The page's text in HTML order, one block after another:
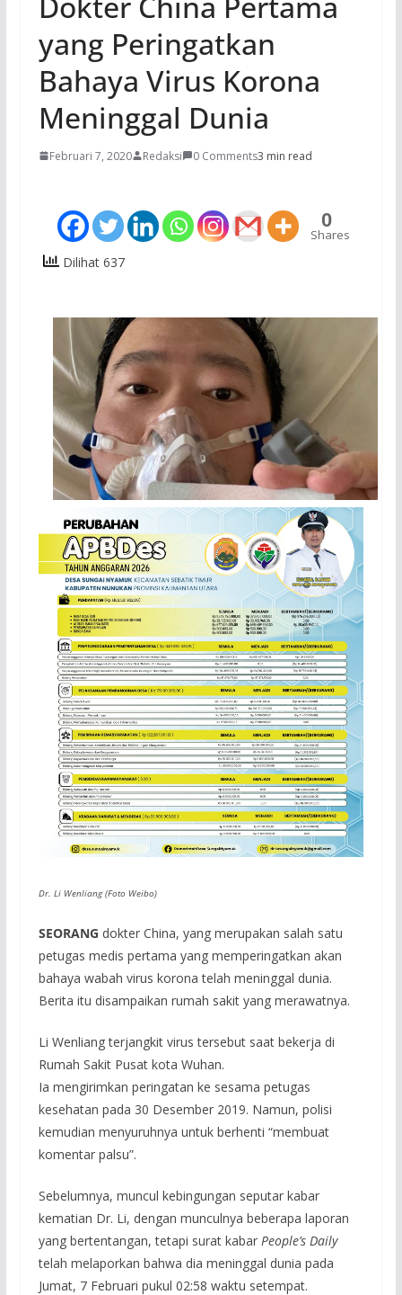
yang Peringatkan
Bahaya Virus Korona
Meninggal Dunia
Februari 7, 2020 Redaksi 0 Comments3 min read
0
Shares
Dilihat 637
Dr. Li Wenliang (Foto Weibo)
SEORANG dokter China, yang merupakan salah satu
petugas medis pertama yang memperingatkan akan
bahaya wabah virus korona telah meninggal dunia.
Berita itu disampaikan rumah sakit yang merawatnya.
Li Wenliang terjangkit virus tersebut saat bekerja di
Rumah Sakit Pusat kota Wuhan.
Ia mengirimkan peringatan ke sesama petugas
kesehatan pada 30 Desember 2019. Namun, polisi
kemudian menyuruhnya untuk berhenti “membuat
komentar palsu”.
Sebelumnya, muncul kebingungan seputar kabar
kematian Dr. Li, dengan munculnya beberapa laporan
yang bertentangan, tetapi surat kabar People’s Daily
telah melaporkan bahwa dia meninggal dunia pada
Jumat, 7 Februari pukul 02:58 waktu setempat.